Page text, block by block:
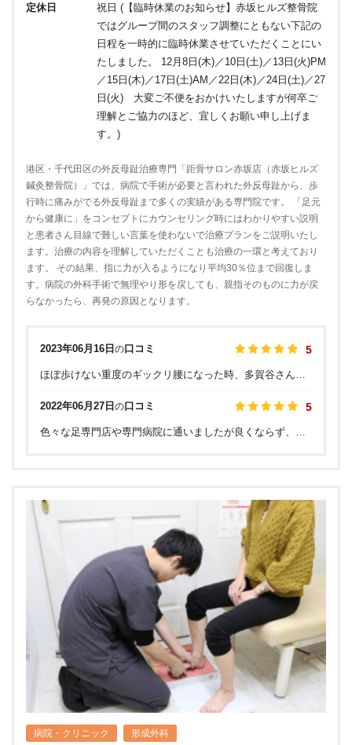
定休日
祝日 (【臨時休業のお知らせ】赤坂ヒルズ整骨院
ではグループ間のスタッフ調整にともない下記の
日程を一時的に臨時休業させていただくことにい
たしました。 12月8日(木)／10日(土)／13日(火)PM
／15日(木)／17日(土)AM／22日(木)／24日(土)／27
日(火) 大変ご不便をおかけいたしますが何卒ご
理解とご協力のほど、宜しくお願い申し上げま
す。)
港区・千代田区の外反母趾治療専門「距骨サロン赤坂店（赤坂ヒルズ
鍼灸整骨院）」では、病院で手術が必要と言われた外反母趾から、歩
行時に痛みがでる外反母趾まで多くの実績がある専門院です。 「足元
から健康に」をコンセプトにカウンセリング時にはわかりやすい説明
と患者さん目線で難しい言葉を使わないで治療プランをご説明いたし
ます。治療の内容を理解していただくことも治療の一環と考えており
ます。 その結果、指に力が入るようになり平均30％位まで回復しま
す。病院の外科手術で無理やり形を戻しても、親指そのものに力が戻
らなかったら、再発の原因となります。
2023年06月16日 の口コミ 5
2022年06月27日 の口コミ 5
病院・クリニック 形成外科